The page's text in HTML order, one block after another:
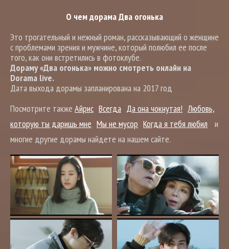
О чем дорама Два огонька
Это трогательный и нежный роман, рассказывающий о женщине
с проблемами зрения и мужчине, который полюбил ее после
того, как они встретились в фотоклубе.
Дораму «Два огонька» можно смотреть онлайн на
Dorama live.
Дата выхода дорамы запланирована на 2017 год
Посмотрите также Айрис Всегда Да она чокнутая! Любовь,
которую ты даришь мне Мы не мусор Когда я тебя любил
и
многие другие дорамы найдете на нашем сайте.